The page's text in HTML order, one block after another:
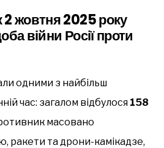
2 жовтня 2025 року
війни Росії проти
одними з найбільш
час: загалом відбулося 158
масовано
ракети та дрони-камікадзе,